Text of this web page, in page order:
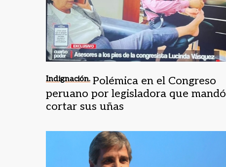
Indignación. Polémica en el Congreso
peruano por legisladora que mandó
cortar sus uñas